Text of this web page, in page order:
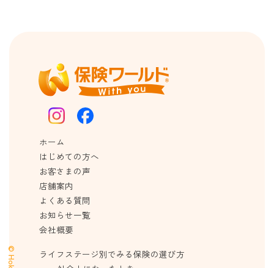
ホーム
はじめての方へ
お客さまの声
店舗案内
よくある質問
お知らせ一覧
会社概要
ライフステージ別でみる保険の選び方